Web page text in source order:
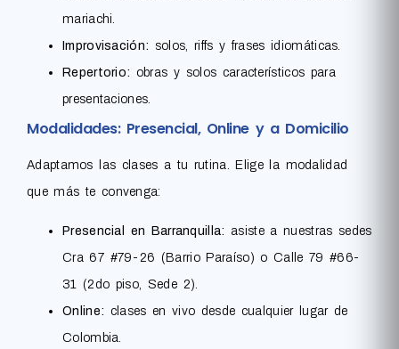
mariachi.
Improvisación: solos, riffs y frases idiomáticas.
Repertorio: obras y solos característicos para
presentaciones.
Modalidades: Presencial, Online y a Domicilio
Adaptamos las clases a tu rutina. Elige la modalidad
que más te convenga:
Presencial en Barranquilla: asiste a nuestras sedes
Cra 67 #79-26 (Barrio Paraíso) o Calle 79 #66-
31 (2do piso, Sede 2).
Online: clases en vivo desde cualquier lugar de
Colombia.